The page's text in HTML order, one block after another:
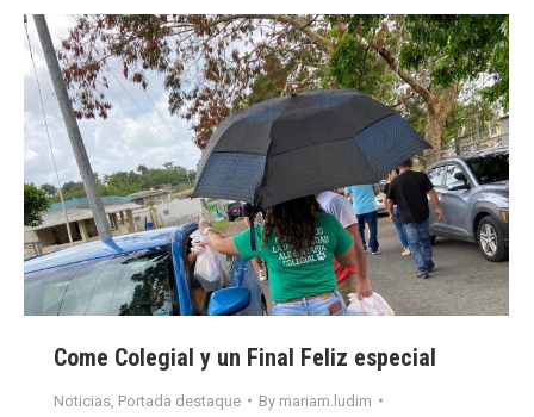
Come Colegial y un Final Feliz especial
Noticias Portada destaque By mariam.ludim